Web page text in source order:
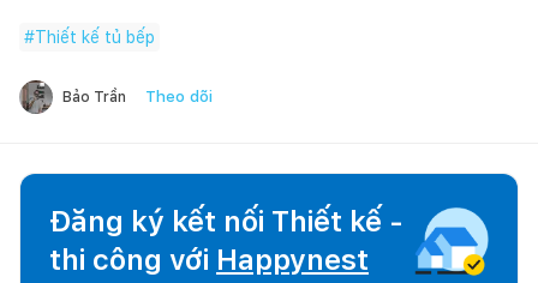
#Thiết kế tủ bếp
Bảo Trần Theo dõi
Đăng ký kết nối Thiết kế -
thi công với Happynest